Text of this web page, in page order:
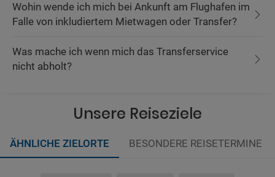
Wohin wende ich mich bei Ankunft am Flughafen im
Falle von inkludiertem Mietwagen oder Transfer?
Was mache ich wenn mich das Transferservice
nicht abholt?
Unsere Reiseziele
ÄHNLICHE ZIELORTE BESONDERE REISETERMINE